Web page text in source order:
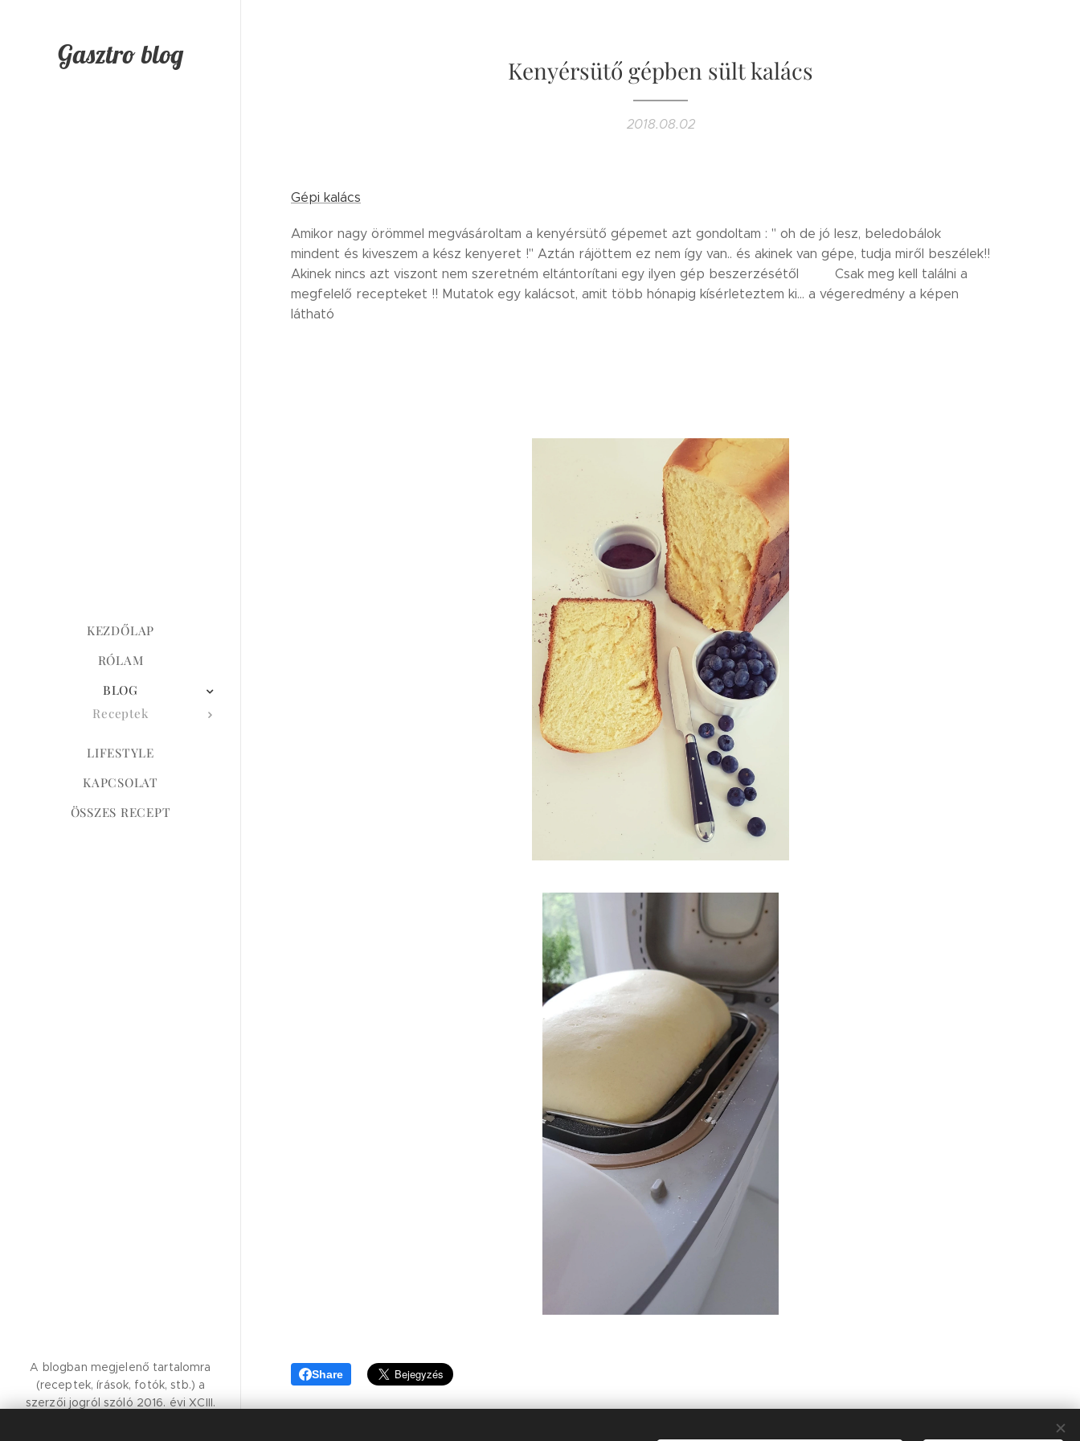
Gasztro blog
KEZDŐLAP
RÓLAM
BLOG
Receptek
LIFESTYLE
KAPCSOLAT
ÖSSZES RECEPT
Kenyérsütő gépben sült kalács
2018.08.02
Gépi kalács
Amikor nagy örömmel megvásároltam a kenyérsütő gépemet azt gondoltam : " oh de jó lesz, beledobálok
mindent és kiveszem a kész kenyeret !" Aztán rájöttem ez nem így van.. és akinek van gépe, tudja miről beszélek!!
Akinek nincs azt viszont nem szeretném eltántorítani egy ilyen gép beszerzésétől 😊😊Csak meg kell találni a
megfelelő recepteket !! Mutatok egy kalácsot, amit több hónapig kísérleteztem ki... a végeredmény a képen
látható 😍😍
Share
A blogban megjelenő tartalomra
(receptek, írások, fotók, stb.) a
szerzői jogról szóló 2016. évi XCIII.